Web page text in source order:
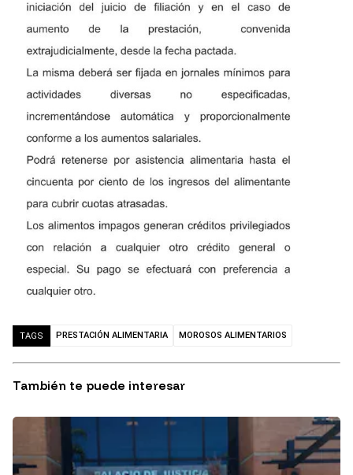
TAGS PRESTACIÓN ALIMENTARIA MOROSOS ALIMENTARIOS
También te puede interesar